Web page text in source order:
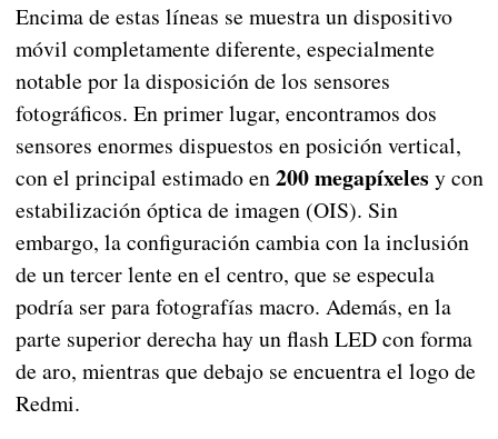
Encima de estas líneas se muestra un dispositivo
móvil completamente diferente, especialmente
notable por la disposición de los sensores
fotográficos. En primer lugar, encontramos dos
sensores enormes dispuestos en posición vertical,
con el principal estimado en200 megapíxeles y con
estabilización óptica de imagen (OIS). Sin
embargo, la configuración cambia con la inclusión
de un tercer lente en el centro, que se especula
podría ser para fotografías macro. Además, en la
parte superior derecha hay un flash LED con forma
de aro, mientras que debajo se encuentra el logo de
Redmi.